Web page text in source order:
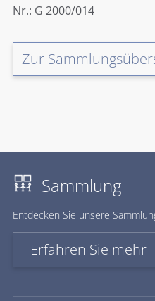
Nr.: G 2000/014
Zur
Sammlung
Ent­de­cken Sie un­se­re
Erfahren Sie mehr